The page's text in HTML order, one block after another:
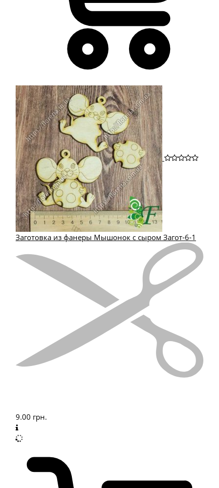
Заготовка из фанеры Мышонок с сыром Загот-6-1
9.00 грн.